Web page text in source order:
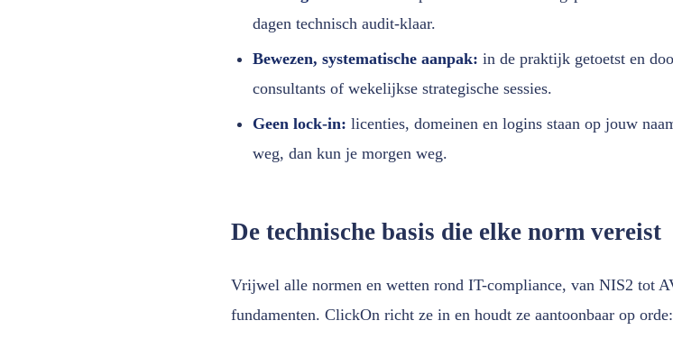
dagen technisch audit-klaar.
Bewezen, systematische aanpak: in de praktijk getoetst en
consultants of wekelijkse strategische sessies.
Geen lock-in: licenties, domeinen en logins staan op jouw
weg, dan kun je morgen weg.
De technische basis die elke norm vereist
Vrijwel alle normen en wetten rond IT-compliance, van NIS2 tot
fundamenten. ClickOn richt ze in en houdt ze aantoonbaar op orde: